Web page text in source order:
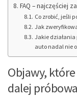
FAQ – najczęściej
Co zrobić, jeśli
Jak
Jakie
auto nadal nie
Objawy,
dalej